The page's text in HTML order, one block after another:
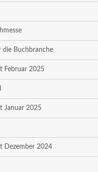
die Buchbranche
Februar 2025
Januar 2025
Dezember 2024